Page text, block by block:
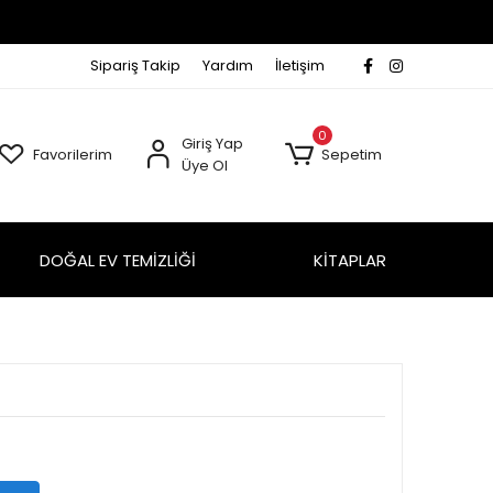
Sipariş Takip Yardım İletişim
Favorilerim
Giriş Yap
Üye Ol
0
Sepetim
DOĞAL EV TEMİZLİĞİ KİTAPLAR